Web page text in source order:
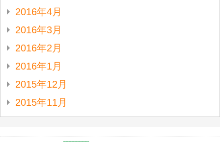
2016年4月
2016年3月
2016年2月
2016年1月
2015年12月
2015年11月